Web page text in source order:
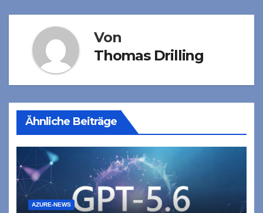
Von
Thomas Drilling
Ähnliche Beiträge
AZURE-NEWS